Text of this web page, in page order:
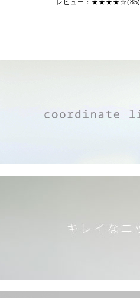
レビュー：★★★★☆(85)